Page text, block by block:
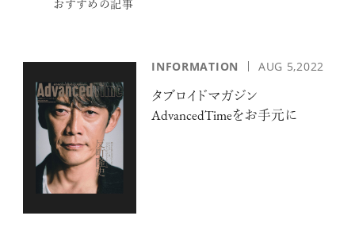
おすすめの記事
INFORMATION AUG 5,2022
タブロイドマガジン
AdvancedTimeをお手元に